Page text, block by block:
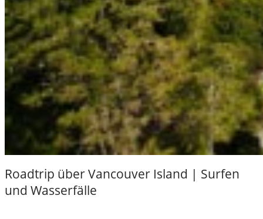
Roadtrip über Vancouver Island | Surfen
und Wasserfälle